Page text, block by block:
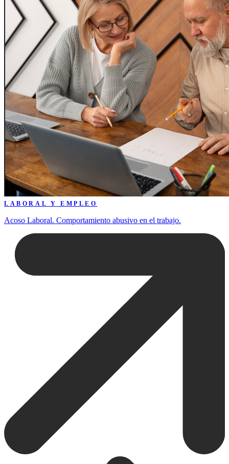
LABORAL Y EMPLEO
Acoso Laboral. Comportamiento abusivo en el trabajo.